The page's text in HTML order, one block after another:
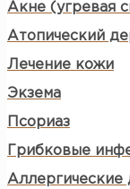
Акне (угревая
Атопический
Лечение кожи
Экзема
Псориаз
Грибковые
Аллергические